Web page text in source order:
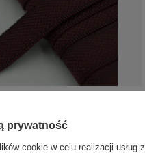
prywatność
cookie w celu realizacji usług